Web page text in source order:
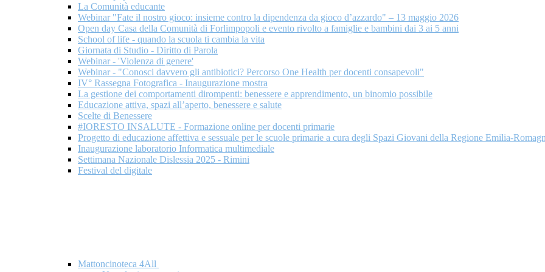
La Comunità educante
Webinar "Fate il nostro gioco: insieme contro la dipendenza da gioco d’azzardo" – 13 maggio 2026
Open day Casa della Comunità di Forlimpopoli e evento rivolto a famiglie e bambini dai 3 ai 5 anni
School of life - quando la scuola ti cambia la vita
Giornata di Studio - Diritto di Parola
Webinar - 'Violenza di genere'
Webinar - "Conosci davvero gli antibiotici? Percorso One Health per docenti consapevoli"
IV° Rassegna Fotografica - Inaugurazione mostra
La gestione dei comportamenti dirompenti: benessere e apprendimento, un binomio possibile
Educazione attiva, spazi all’aperto, benessere e salute
Scelte di Benessere
#IORESTO INSALUTE - Formazione online per docenti primarie
Progetto di educazione affettiva e sessuale per le scuole primarie a cura degli Spazi Giovani della Regione Emilia-
Inaugurazione laboratorio Informatica multimediale
Settimana Nazionale Dislessia 2025 - Rimini
Festival del digitale
Mattoncinoteca 4All